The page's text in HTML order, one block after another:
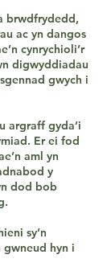
brwdfrydedd,
ac yn dangos
cynrychioli’r
digwyddiadau
gwych i
argraff gyda’i
Er ei fod
aml yn
y
dod bob
sy’n
gwneud hyn i